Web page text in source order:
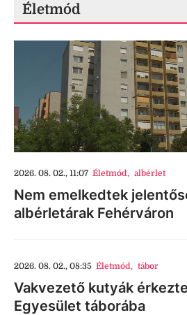
Életmód
2026. 08. 02., 11:07 Életmód, albérlet
Nem emelkedtek
albérletárak Fehérváron
2026. 08. 02., 08:35 Életmód, tábor
Vakvezető kutyák
Egyesület táborába